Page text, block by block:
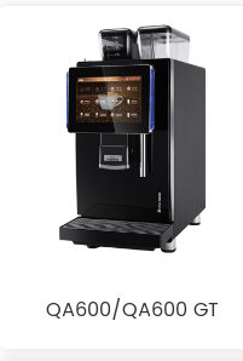
QA600/QA600 GT